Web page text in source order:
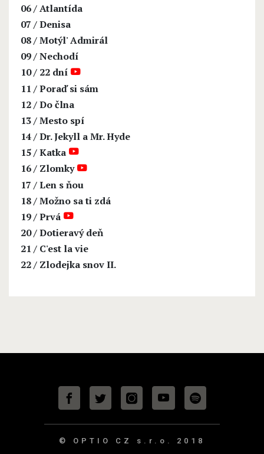
06/Atlantída
07 /Denisa
08/Motýl' Admirál
09/Nechodí
10/ 22 dní
11 /Poraď si sám
12/Do člna
13/Mesto spí
14/Dr. Jekyll a Mr. Hyde
15/Katka
16/ Zlomky
17 /Len s ňou
18/Možno sa ti zdá
19/Prvá
20/Dotieravý deň
21 / C'est la vie
22/ Zlodejka snov II.
© OPTIO CZ s.r.o. 2018